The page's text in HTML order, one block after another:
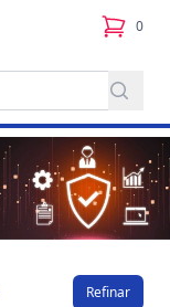
0
itens
Refinar